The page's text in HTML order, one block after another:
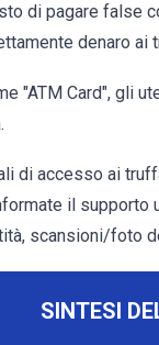
di pagare false
denaro ai
"ATM Card", gli
di accesso ai
il
scansioni/foto
SINTESI